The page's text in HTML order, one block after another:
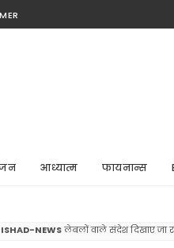
आध्यात्म फायनान्स
NEWSलेबलों वाले संदेश दिखाए जा